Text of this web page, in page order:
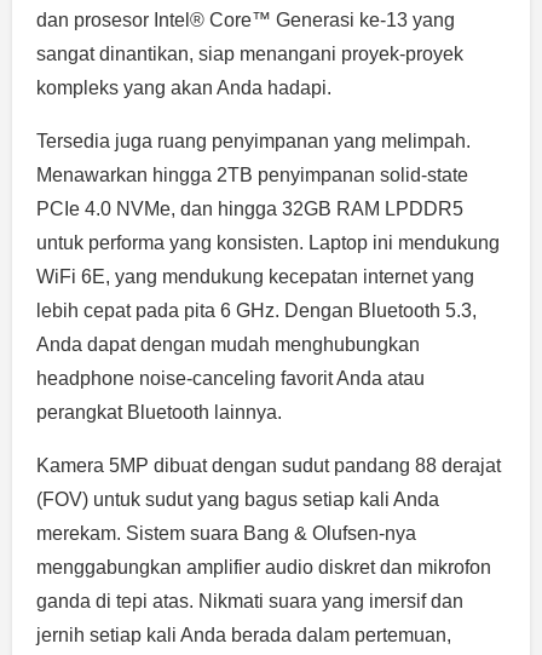
dan prosesor Intel® Core™ Generasi ke-13 yang
sangat dinantikan, siap menangani proyek-proyek
kompleks yang akan Anda hadapi.
Tersedia juga ruang penyimpanan yang melimpah.
Menawarkan hingga 2TB penyimpanan solid-state
PCIe 4.0 NVMe, dan hingga 32GB RAM LPDDR5
untuk performa yang konsisten. Laptop ini mendukung
WiFi 6E, yang mendukung kecepatan internet yang
lebih cepat pada pita 6 GHz. Dengan Bluetooth 5.3,
Anda dapat dengan mudah menghubungkan
headphone noise-canceling favorit Anda atau
perangkat Bluetooth lainnya.
Kamera 5MP dibuat dengan sudut pandang 88 derajat
(FOV) untuk sudut yang bagus setiap kali Anda
merekam. Sistem suara Bang & Olufsen-nya
menggabungkan amplifier audio diskret dan mikrofon
ganda di tepi atas. Nikmati suara yang imersif dan
jernih setiap kali Anda berada dalam pertemuan,